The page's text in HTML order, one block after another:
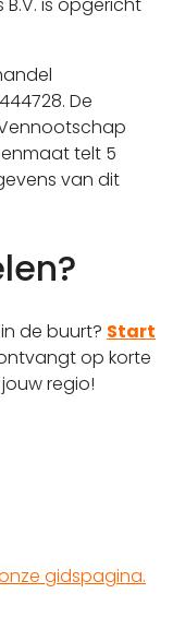
De
telt 5
van dit
de buurt? Start
op korte
regio!
gidspagina.